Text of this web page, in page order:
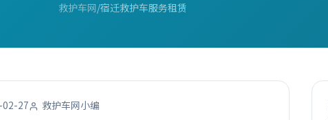
救护车网 宿迁救护车服务租赁
02-27 救护车网小编